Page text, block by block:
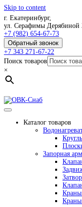
Skip to content
г. Екатеринбург,
ул. Серафимы
+7 (982) 654-67-73
Обратный звонок
+7 343 271-67-22
Поиск товаров
×
Каталог товаров
Запорная
Краны